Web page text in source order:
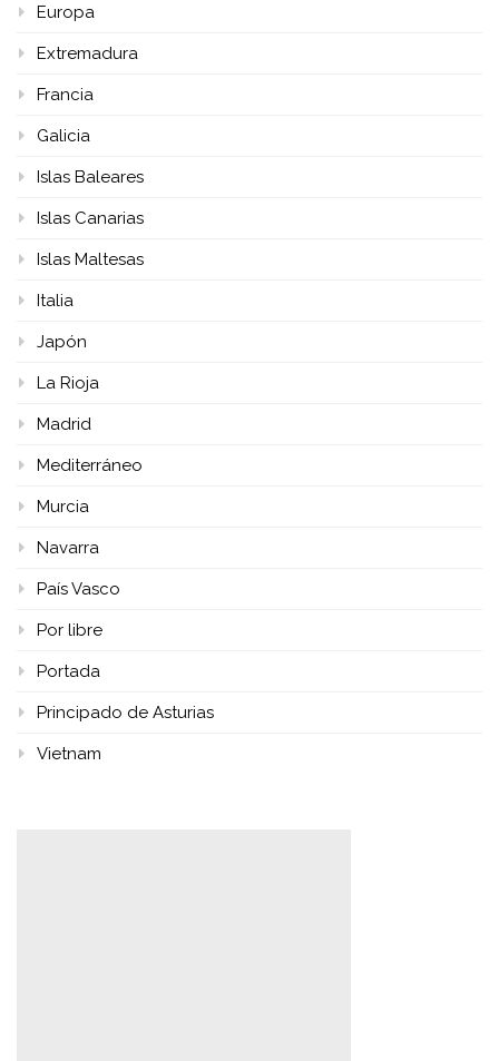
Europa
Extremadura
Francia
Galicia
Islas Baleares
Islas Canarias
Islas Maltesas
Italia
Japón
La Rioja
Madrid
Mediterráneo
Murcia
Navarra
País Vasco
Por libre
Portada
Principado de Asturias
Vietnam